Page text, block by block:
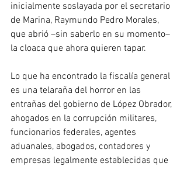
inicialmente soslayada por el secretario
de Marina, Raymundo Pedro Morales,
que abrió –sin saberlo en su momento–
la cloaca que ahora quieren tapar.
Lo que ha encontrado la fiscalía general
es una telaraña del horror en las
entrañas del gobierno de López Obrador,
ahogados en la corrupción militares,
funcionarios federales, agentes
aduanales, abogados, contadores y
empresas legalmente establecidas que